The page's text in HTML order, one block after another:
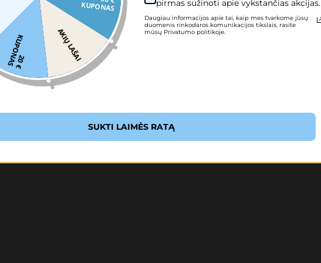
KUPONAS
AKIŲ LAŠAI
2
0
€
K
U
P
O
N
A
S
pirmas sužinoti apie vykstančias akcijas.
Daugiau informacijos apie tai, kaip mes tvarkome jūsų
duomenis rinkodaros komunikacijos tikslais, rasite
mūsų Privatumo politikoje.
SUKTI LAIMĖS RATĄ